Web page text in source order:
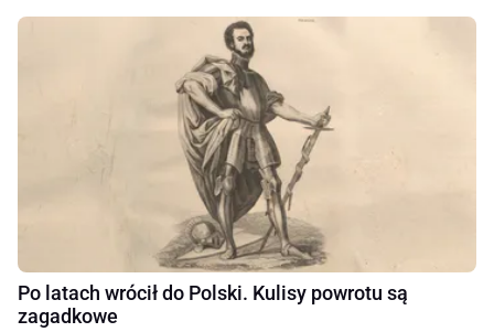
Po latach wrócił do Polski. Kulisy powrotu są
zagadkowe